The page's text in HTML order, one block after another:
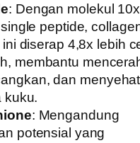
: Dengan molekul
peptide,
diserap 4,8x lebih
membantu
dan
kuku.
: Mengandung
potensial yang